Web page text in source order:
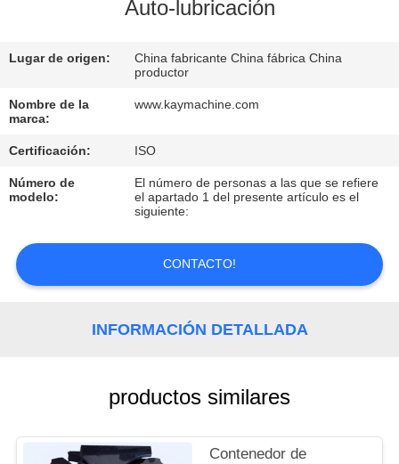
DE
CALIDAD
CONTACTO
NOTICIAS
SOLICITAR
UNA
COTIZACIÓN
SITIO
Auto-lubricación
Lugar de origen:
China fabricante China fábrica China
productor
Nombre de la
marca:
www.kaymachine.com
Certificación: ISO
Número de
modelo:
El número de personas a las que se refiere
el apartado 1 del presente artículo es el
siguiente:
CONTACTO!
INFORMACIÓN DETALLADA
productos similares
Contenedor de